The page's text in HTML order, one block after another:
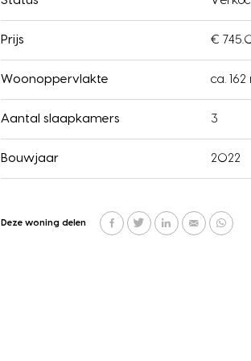
Prijs €
Woonoppervlakte ca. 162
Aantal slaapkamers 3
Bouwjaar 2022
Deze woning delen